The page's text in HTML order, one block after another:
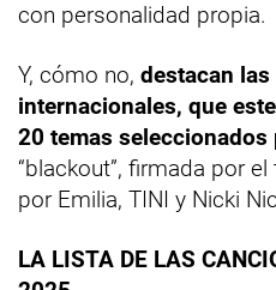
con personalidad propia.
Y, cómo no, destacan
internacionales, que
20 temas
“blackout”, firmada por
por Emilia, TINI y Nicki
LA LISTA DE LAS